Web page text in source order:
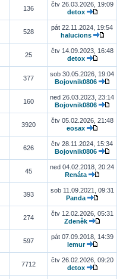
136
čtv 26.03.2026, 19:09
detox
528
pát 22.11.2024, 19:54
halucions
25
čtv 14.09.2023, 16:48
detox
377
sob 30.05.2026, 19:04
Bojovnik0806
160
ned 26.03.2023, 23:14
Bojovnik0806
3920
čtv 05.02.2026, 21:48
eosax
626
čtv 28.11.2024, 15:34
Bojovnik0806
45
ned 04.02.2018, 20:24
Renáta
393
sob 11.09.2021, 09:31
Panda
274
čtv 12.02.2026, 05:31
Zdeněk
597
pát 07.09.2018, 14:39
lemur
7712
čtv 26.02.2026, 09:20
detox